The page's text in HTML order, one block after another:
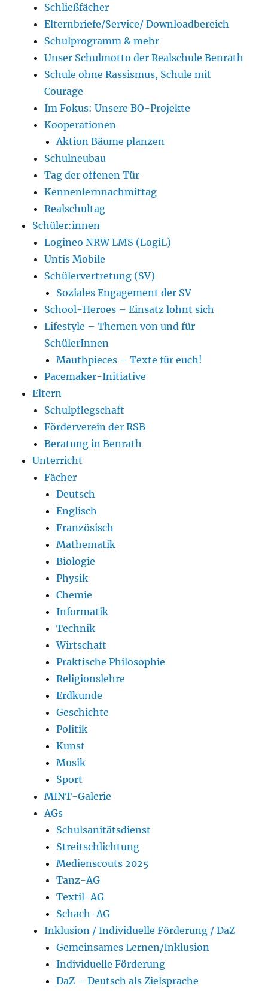
Schließfächer
Elternbriefe/Service/ Downloadbereich
Schulprogramm & mehr
Unser Schulmotto der Realschule Benrath
Schule ohne Rassismus, Schule mit
Courage
Im Fokus: Unsere BO-Projekte
Kooperationen
Aktion Bäume planzen
Schulneubau
Tag der offenen Tür
Kennenlernnachmittag
Realschultag
Schüler:innen
Logineo NRW LMS (LogiL)
Untis Mobile
Schülervertretung (SV)
Soziales Engagement der SV
School-Heroes – Einsatz lohnt sich
Lifestyle – Themen von und für
SchülerInnen
Mauthpieces – Texte für euch!
Pacemaker-Initiative
Eltern
Schulpflegschaft
Förderverein der RSB
Beratung in Benrath
Unterricht
Fächer
Deutsch
Englisch
Französisch
Mathematik
Biologie
Physik
Chemie
Informatik
Technik
Wirtschaft
Praktische Philosophie
Religionslehre
Erdkunde
Geschichte
Politik
Kunst
Musik
Sport
MINT-Galerie
AGs
Schulsanitätsdienst
Streitschlichtung
Medienscouts 2025
Tanz-AG
Textil-AG
Schach-AG
Inklusion / Individuelle Förderung / DaZ
Gemeinsames Lernen/Inklusion
Individuelle Förderung
DaZ – Deutsch als Zielsprache